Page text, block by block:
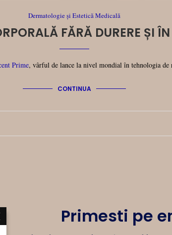
Dermatologie și Estetică Medicală
FĂRĂ DURERE ȘI
Prime, vârful de lance la nivel mondial în tehnologia de
CONTINUA
Primesti pe